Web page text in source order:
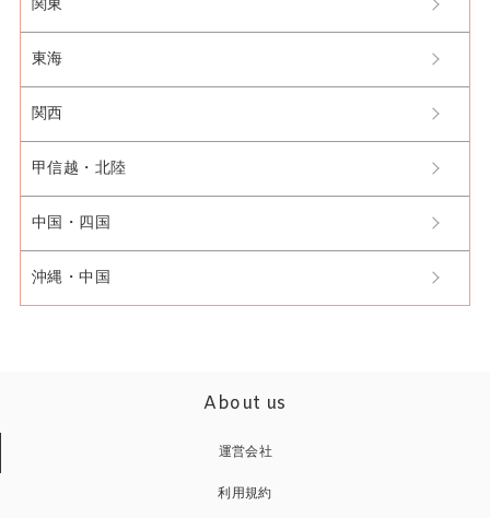
関東
東海
関西
甲信越・北陸
中国・四国
沖縄・中国
About us
運営会社
利用規約